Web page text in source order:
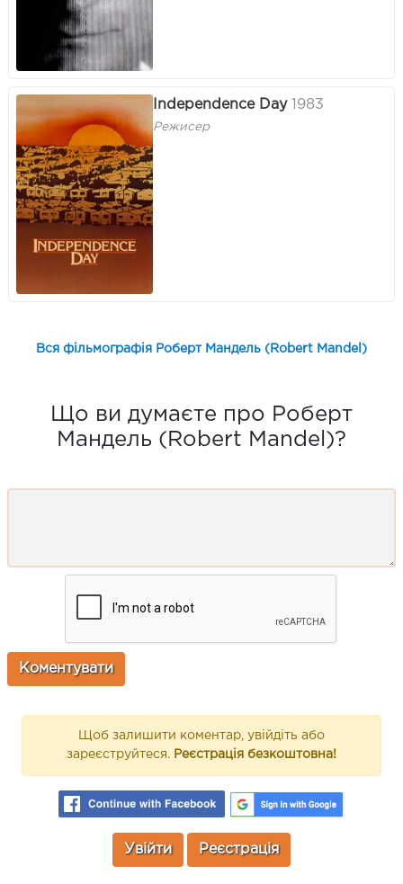
Independence Day 1983
Режисер
Вся фільмографія Роберт Мандель (Robert Mandel)
Що ви думаєте про Роберт
Мандель (Robert Mandel)?
Щоб залишити коментар, увійдіть або
зареєструйтеся. Реєстрація безкоштовна!
Увійти Реєстрація